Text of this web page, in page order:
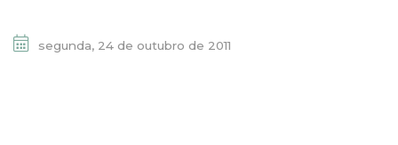
segunda, 24 de outubro de 2011